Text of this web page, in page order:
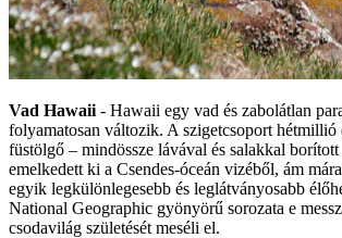
Vad Hawaii - Hawaii egy vad és zabolátlan
folyamatosan változik. A szigetcsoport hétmillió
füstölgő – mindössze lávával és salakkal
emelkedett ki a Csendes-óceán vizéből, ám
egyik legkülönlegesebb és leglátványosabb
National Geographic gyönyörű sorozata e
csodavilág születését meséli el.